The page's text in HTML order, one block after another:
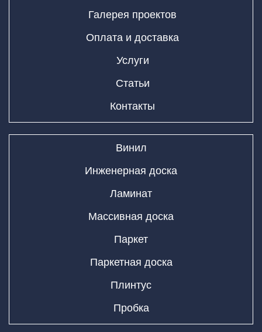
Галерея проектов
Оплата и доставка
Услуги
Статьи
Контакты
Винил
Инженерная доска
Ламинат
Массивная доска
Паркет
Паркетная доска
Плинтус
Пробка